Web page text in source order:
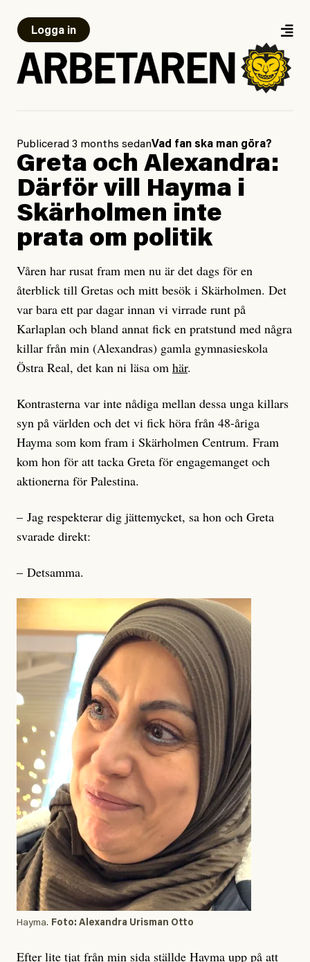
Logga in
Publicerad 3 months sedanVad fan ska man göra?
Greta och Alexandra:
Därför vill Hayma i
Skärholmen inte
prata om politik
Våren har rusat fram men nu är det dags för en
återblick till Gretas och mitt besök i Skärholmen. Det
var bara ett par dagar innan vi virrade runt på
Karlaplan och bland annat fick en pratstund med några
killar från min (Alexandras) gamla gymnasieskola
Östra Real, det kan ni läsa om här.
Kontrasterna var inte nådiga mellan dessa unga killars
syn på världen och det vi fick höra från 48-åriga
Hayma som kom fram i Skärholmen Centrum. Fram
kom hon för att tacka Greta för engagemanget och
aktionerna för Palestina.
– Jag respekterar dig jättemycket, sa hon och Greta
svarade direkt:
– Detsamma.
Hayma. Foto: Alexandra Urisman Otto
Efter lite tjat från min sida ställde Hayma upp på att